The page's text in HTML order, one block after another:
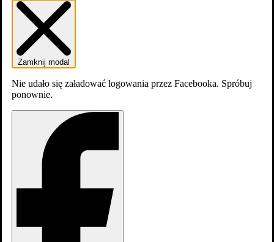
Zamknij modal
Nie udało się załadować logowania przez Facebooka. Spróbuj
ponownie.